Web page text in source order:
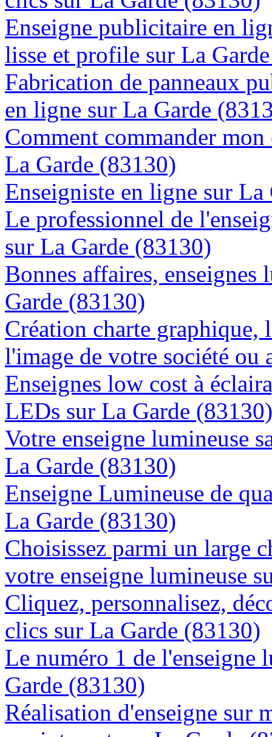
Enseigne publicitaire en
lisse et profile sur La
Fabrication de panneaux
en ligne sur La Garde
Comment commander
La Garde (83130)
Enseigniste en ligne sur
Le professionnel de
sur La Garde (83130)
Bonnes affaires, enseignes
Garde (83130)
Création charte graphique,
l'image de votre société
Enseignes low cost à
LEDs sur La Garde (83130)
Votre enseigne lumineuse
La Garde (83130)
Enseigne Lumineuse de
La Garde (83130)
Choisissez parmi un large
votre enseigne lumineuse
Cliquez, personnalisez,
clics sur La Garde (83130)
Le numéro 1 de l'enseigne
Garde (83130)
Réalisation d'enseigne sur